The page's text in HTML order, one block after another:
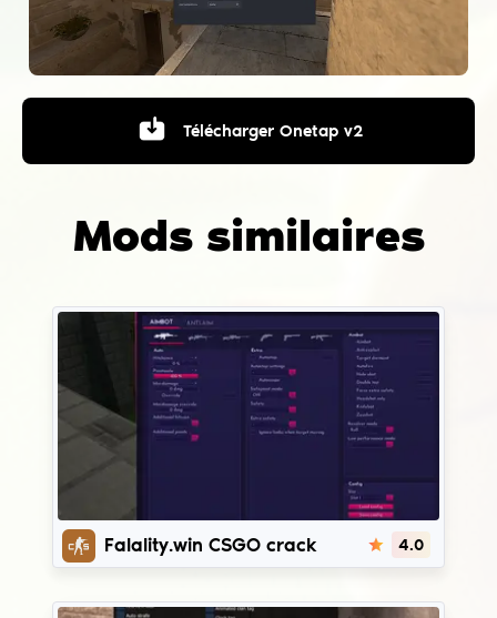
Télécharger Onetap v2
Mods similaires
Falality.win CSGO crack 4.0